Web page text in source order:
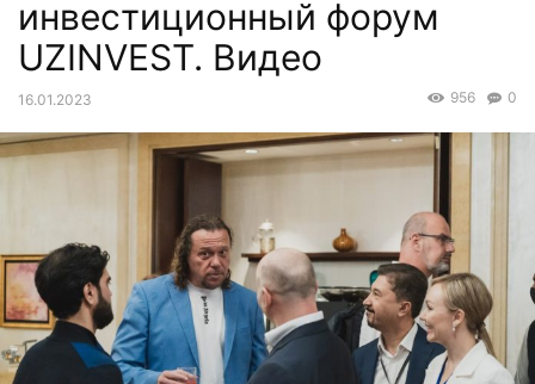
инвестиционный форум
UZINVEST. Видео
16.01.2023 0
956